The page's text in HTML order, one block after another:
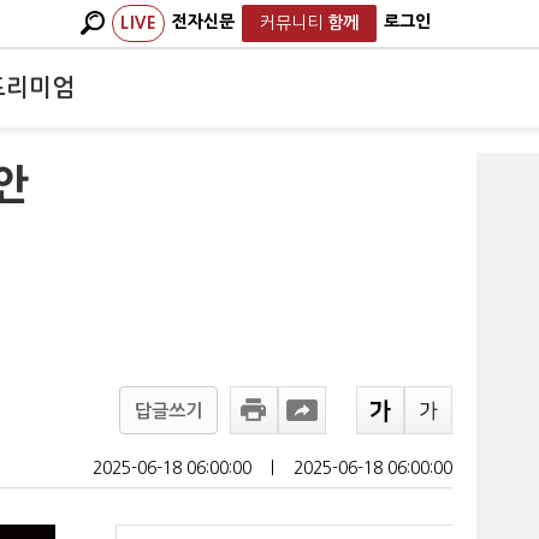
LIVE 전자신문 커뮤니티 함께 로그인
리미엄
답글쓰기
2025-06-18 06:00:00 2025-06-18 06:00:00